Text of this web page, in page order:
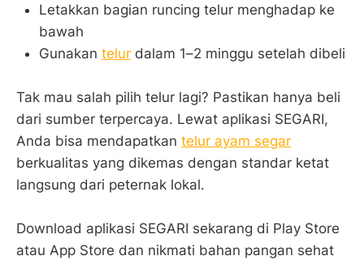
Letakkan bagian runcing telur menghadap ke
bawah
Gunakan telur dalam 1–2 minggu setelah dibeli
Tak mau salah pilih telur lagi? Pastikan hanya beli
dari sumber terpercaya. Lewat aplikasi SEGARI,
Anda bisa mendapatkan telur ayam segar
berkualitas yang dikemas dengan standar ketat
langsung dari peternak lokal.
Download aplikasi SEGARI sekarang di Play Store
atau App Store dan nikmati bahan pangan sehat